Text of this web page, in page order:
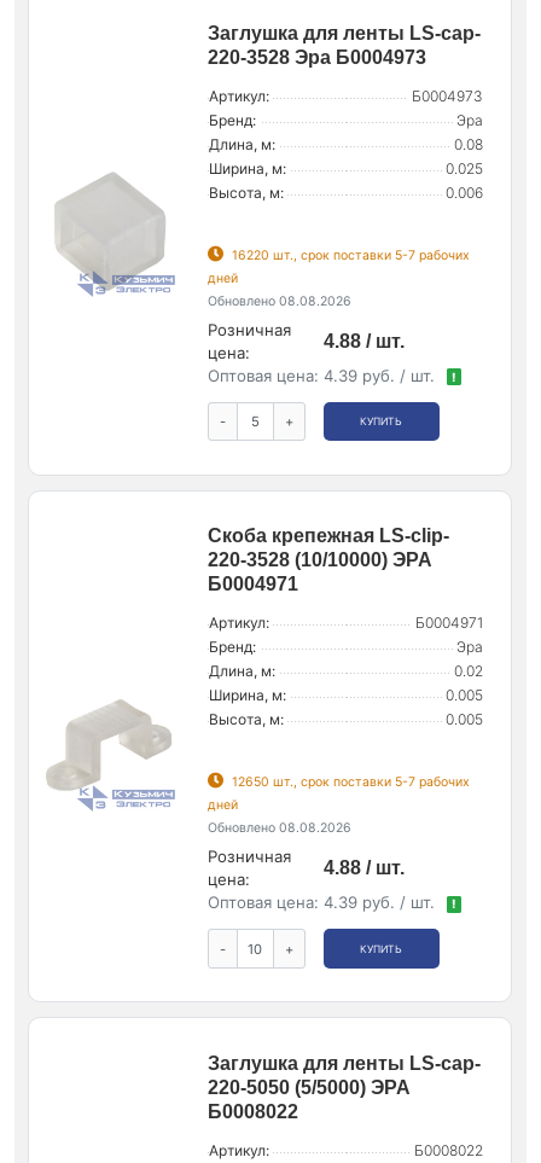
Заглушка для ленты LS-cap-
220-3528 Эра Б0004973
Артикул:
Б0004973
Бренд:
Эра
Длина, м:
0.08
Ширина, м:
0.025
Высота, м:
0.006
16220 шт., срок поставки 5-7 рабочих
дней
Обновлено 08.08.2026
Розничная
цена:
4.88 / шт.
Оптовая цена: 4.39 руб. / шт. !
- + КУПИТЬ
Скоба крепежная LS-clip-
220-3528 (10/10000) ЭРА
Б0004971
Артикул:
Б0004971
Бренд:
Эра
Длина, м:
0.02
Ширина, м:
0.005
Высота, м:
0.005
12650 шт., срок поставки 5-7 рабочих
дней
Обновлено 08.08.2026
Розничная
цена:
4.88 / шт.
Оптовая цена: 4.39 руб. / шт. !
- + КУПИТЬ
Заглушка для ленты LS-cap-
220-5050 (5/5000) ЭРА
Б0008022
Артикул:
Б0008022